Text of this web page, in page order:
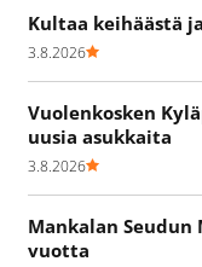
Kultaa keihäästä
3.8.2026
Vuolenkosken
uusia asukkaita
3.8.2026
Mankalan
vuotta